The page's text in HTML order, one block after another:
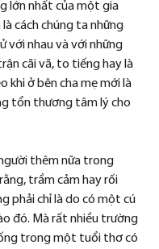
lớn nhất của một gia
cách chúng ta những
với nhau và với những
cãi vã, to tiếng hay là
khi ở bên cha mẹ mới là
tổn thương tâm lý cho
người thêm nữa trong
trầm cảm hay rối
phải chỉ là do có một cú
đó. Mà rất nhiều trường
trong một tuổi thơ có